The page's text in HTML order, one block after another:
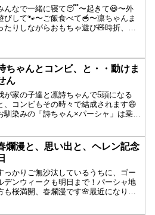
んなで一緒に寝て😴〜起きて😃〜外
びして🐾〜ご飯食べて🥣〜凛ちゃんま
たりしながらおもちゃ遊び🧸時折、ガ
ブルの上で寝ながら乾かされ中🌀パー
ャくん・・・洗い立ての凛...
ちゃんとコンビ、と・・動けま
ん
が家の子達と凛詩ちゃんで5頭になる
、コンビもその時々で結成されます😄
馴染みの「詩ちゃん×パーシャ」は乗っ
が多く、見ていて面白可笑しいです😄
れに比べると〜「詩ち...
爛漫と、思い出と、ヘレン記念
っかりご無沙汰しているうちに、ゴー
デンウィークも明日まで！パーシャ地
も桜満開、春爛漫です🌸最近になり最